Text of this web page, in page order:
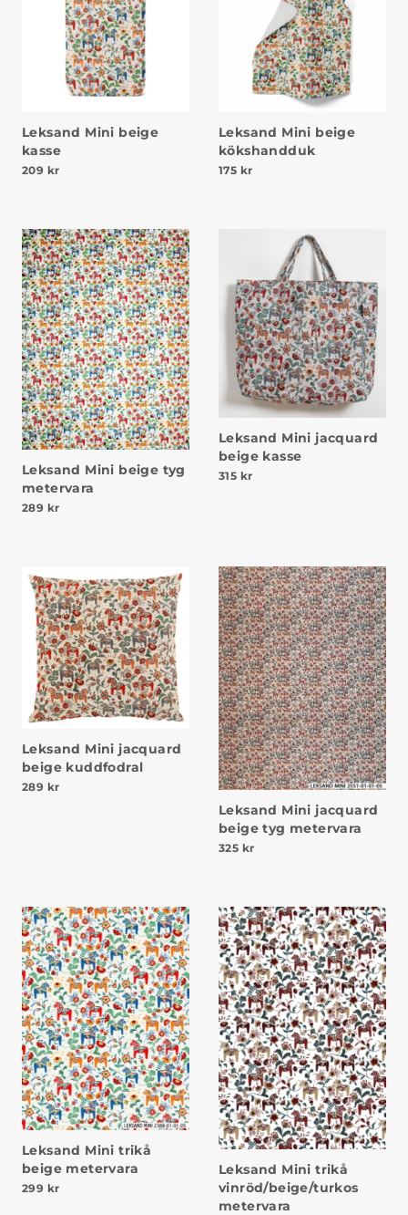
Leksand Mini beige
kasse
209 kr
Leksand Mini beige
kökshandduk
175 kr
Leksand Mini beige tyg
metervara
289 kr
Leksand Mini jacquard
beige kasse
315 kr
Leksand Mini jacquard
beige kuddfodral
289 kr
Leksand Mini jacquard
beige tyg metervara
325 kr
Leksand Mini trikå
beige metervara
299 kr
Leksand Mini trikå
vinröd/beige/turkos
metervara